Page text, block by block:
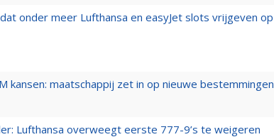
onder meer Lufthansa en easyJet slots vrijgeven op
kansen: maatschappij zet in op nieuwe bestemmingen
Lufthansa overweegt eerste 777-9’s te weigeren